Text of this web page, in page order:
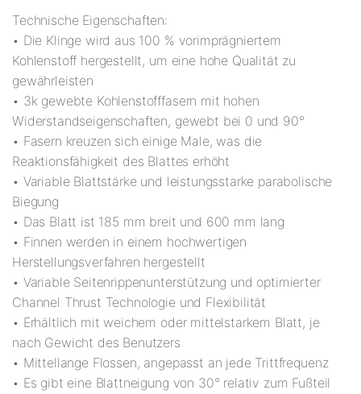
Technische Eigenschaften:
• Die Klinge wird aus 100 % vorimprägniertem
Kohlenstoff hergestellt, um eine hohe Qualität zu
gewährleisten
• 3k gewebte Kohlenstofffasern mit hohen
Widerstandseigenschaften, gewebt bei 0 und 90°
• Fasern kreuzen sich einige Male, was die
Reaktionsfähigkeit des Blattes erhöht
• Variable Blattstärke und leistungsstarke parabolische
Biegung
• Das Blatt ist 185 mm breit und 600 mm lang
• Finnen werden in einem hochwertigen
Herstellungsverfahren hergestellt
• Variable Seitenrippenunterstützung und optimierter
Channel Thrust Technologie und Flexibilität
• Erhältlich mit weichem oder mittelstarkem Blatt, je
nach Gewicht des Benutzers
• Mittellange Flossen, angepasst an jede Trittfrequenz
• Es gibt eine Blattneigung von 30° relativ zum Fußteil